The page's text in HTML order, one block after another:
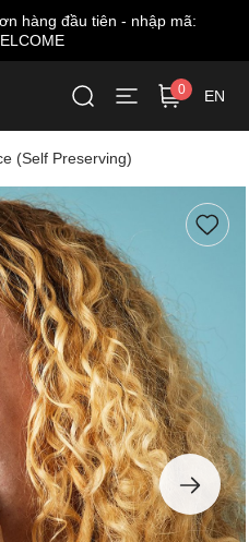
cho đơn từ 999.000 VNĐ*
0 EN
(Self Preserving)